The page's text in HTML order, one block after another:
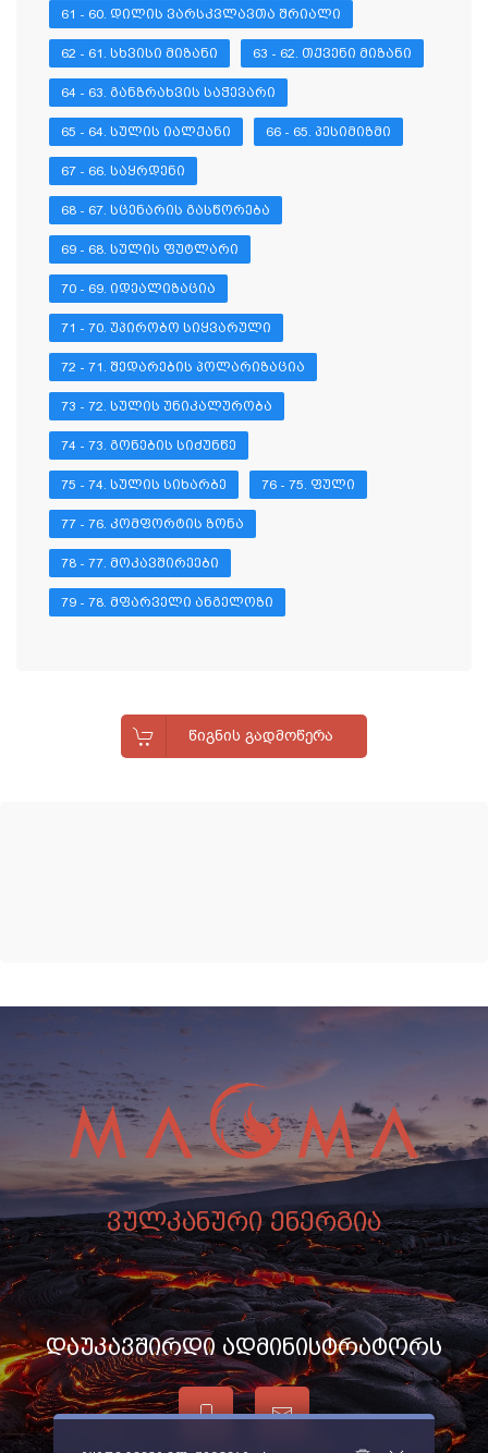
61 - 60. ᲓᲘᲚᲘᲡ ᲕᲐᲠᲡᲙᲕᲚᲐᲕᲗᲐ ᲨᲠᲘᲐᲚᲘ
62 - 61. ᲡᲮᲕᲘᲡᲘ ᲛᲘᲖᲐᲜᲘ 63 - 62. ᲗᲥᲕᲔᲜᲘ ᲛᲘᲖᲐᲜᲘ
64 - 63. ᲒᲐᲜᲖᲠᲐᲮᲕᲘᲡ ᲡᲐᲭᲔᲕᲐᲠᲘ
65 - 64. ᲡᲣᲚᲘᲡ ᲘᲐᲚᲥᲐᲜᲘ 66 - 65. ᲞᲔᲡᲘᲛᲘᲖᲛᲘ
67 - 66. ᲡᲐᲧᲠᲓᲔᲜᲘ
68 - 67. ᲡᲪᲔᲜᲐᲠᲘᲡ ᲒᲐᲡᲬᲝᲠᲔᲑᲐ
69 - 68. ᲡᲣᲚᲘᲡ ᲤᲣᲢᲚᲐᲠᲘ
70 - 69. ᲘᲓᲔᲐᲚᲘᲖᲐᲪᲘᲐ
71 - 70. ᲣᲞᲘᲠᲝᲑᲝ ᲡᲘᲧᲕᲐᲠᲣᲚᲘ
72 - 71. ᲨᲔᲓᲐᲠᲔᲑᲘᲡ ᲞᲝᲚᲐᲠᲘᲖᲐᲪᲘᲐ
73 - 72. ᲡᲣᲚᲘᲡ ᲣᲜᲘᲙᲐᲚᲣᲠᲝᲑᲐ
74 - 73. ᲒᲝᲜᲔᲑᲘᲡ ᲡᲘᲫᲣᲜᲬᲔ
75 - 74. ᲡᲣᲚᲘᲡ ᲡᲘᲮᲐᲠᲑᲔ 76 - 75. ᲤᲣᲚᲘ
77 - 76. ᲙᲝᲛᲤᲝᲠᲢᲘᲡ ᲖᲝᲜᲐ
78 - 77. ᲛᲝᲙᲐᲕᲨᲘᲠᲔᲔᲑᲘ
79 - 78. ᲛᲤᲐᲠᲕᲔᲚᲘ ᲐᲜᲒᲔᲚᲝᲖᲘ
ᲬᲘᲒᲜᲘᲡ ᲒᲐᲓᲛᲝᲬᲔᲠᲐ
ვულკანური ენერგია
დაუკავშირდი ადმინისტრატორს